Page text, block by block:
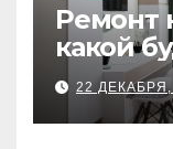
Ремонт
какой
22 ДЕКАБРЯ,